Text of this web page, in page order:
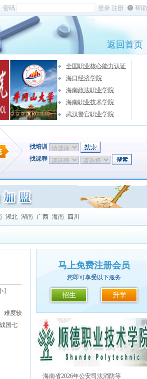
密码 帮助
返回首页
全国职业核心能力认证
海口经济学院
海南政法职业学院
海南职业技术学院
武汉警官职业学院
找培训
找课程
湖北 湖南 广西 海南 四川
】
难度较
国七
马上免费注册会员
您即可享受以下服务
招生 升学
·海南省2026年公安司法消防等